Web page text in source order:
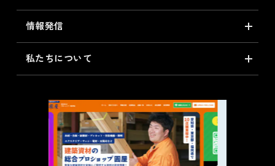
情報発信
私たちについて